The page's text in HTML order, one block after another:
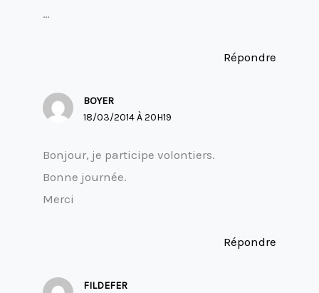
…
Répondre
BOYER
18/03/2014 À 20H19
Bonjour, je participe volontiers.
Bonne journée.
Merci
Répondre
FILDEFER